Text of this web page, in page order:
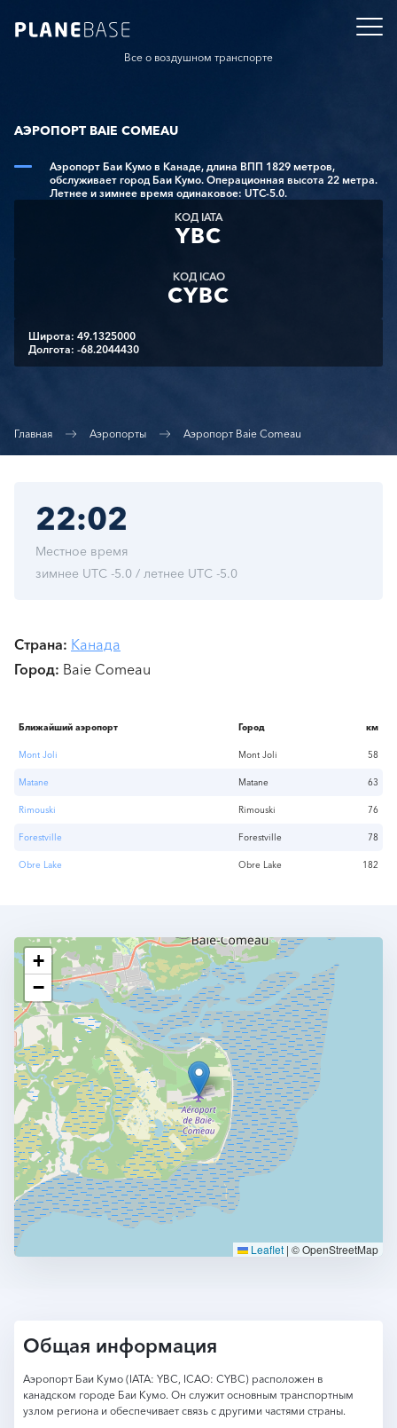
Все о воздушном транспорте
АЭРОПОРТ BAIE COMEAU
Аэропорт Баи Кумо в Канаде, длина ВПП 1829 метров,
обслуживает город Баи Кумо. Операционная высота 22 метра.
Летнее и зимнее время одинаковое: UTC-5.0.
КОД IATA
YBC
КОД ICAO
CYBC
Широта: 49.1325000
Долгота: -68.2044430
Главная Аэропорты Аэропорт Baie Comeau
22:02
Местное время
зимнее UTC -5.0 / летнее UTC -5.0
Страна Канада
Город Baie Comeau
Ближайший аэропорт Город км
Mont Joli Mont Joli 58
Matane Matane 63
Rimouski Rimouski 76
Forestville Forestville 78
Obre Lake Obre Lake 182
+
−
Leaflet | © OpenStreetMap
Общая информация
Аэропорт Баи Кумо (IATA: YBC, ICAO: CYBC) расположен в
канадском городе Баи Кумо. Он служит основным транспортным
узлом региона и обеспечивает связь с другими частями страны.